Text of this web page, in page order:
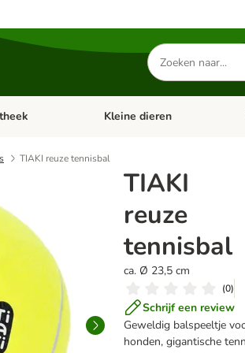
Zoeken
naar
producten
menu: Kat Open categorie menu:
Kleine dieren
TIAKI reuze tennisbal
TIAKI
reuze
tennisbal
ca. Ø 23,5 cm
(0)
Schrijf een review
Geweldig balspeeltje
honden, gigantische